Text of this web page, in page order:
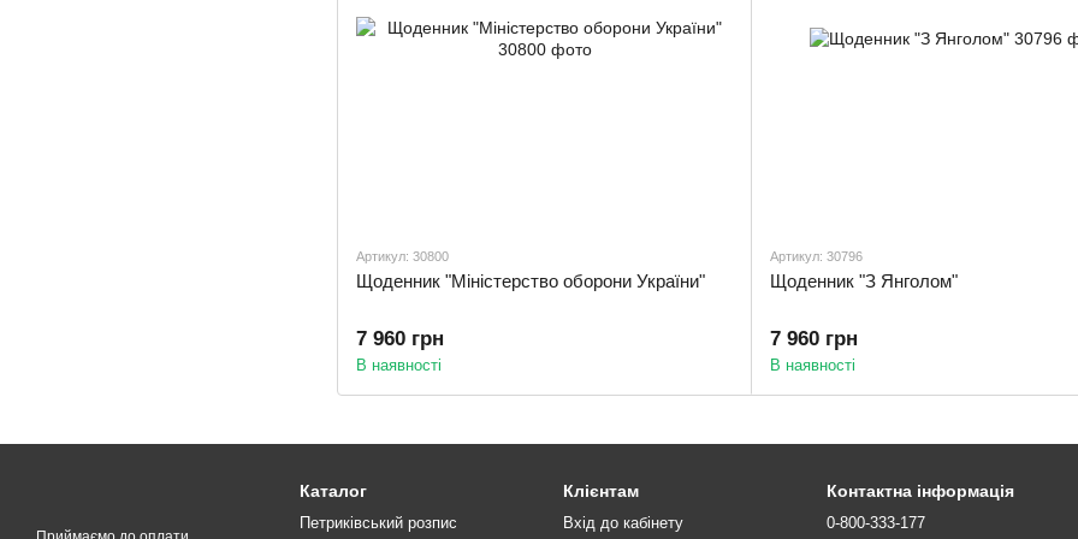
Артикул: 30800
Щоденник "Міністерство оборони України"
7 960 грн
В наявності
Артикул: 30796
Щоденник "З Янголом"
7 960 грн
В наявності
Каталог
Петриківський розпис
Клієнтам
Вхід до кабінету
Контактна інформація
0-800-333-177